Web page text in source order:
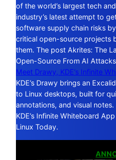
of the world’s largest tech
industry’s latest attempt to
software supply chain risks
critical open-source projects
them. The post Akrites: The
Open-Source From AI
Meet Drawy, KDE’s Infinite
KDE’s Drawy brings an
to Linux desktops, built for
annotations, and visual
KDE’s Infinite Whiteboard
Linux Today.